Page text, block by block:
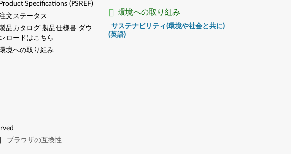
環境への取り組み
サステナビリティ(環境や社会と共に)
(英語)
Product Specifications (PSREF)
文ステータス
品カタログ 製品仕様書 ダウ
ンロードはこちら
境への取り組み
ブラウザの互換性